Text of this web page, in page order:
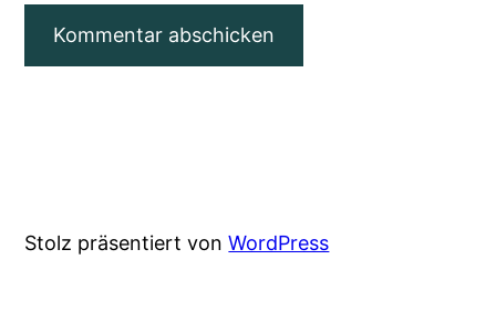
Stolz präsentiert vonWordPress